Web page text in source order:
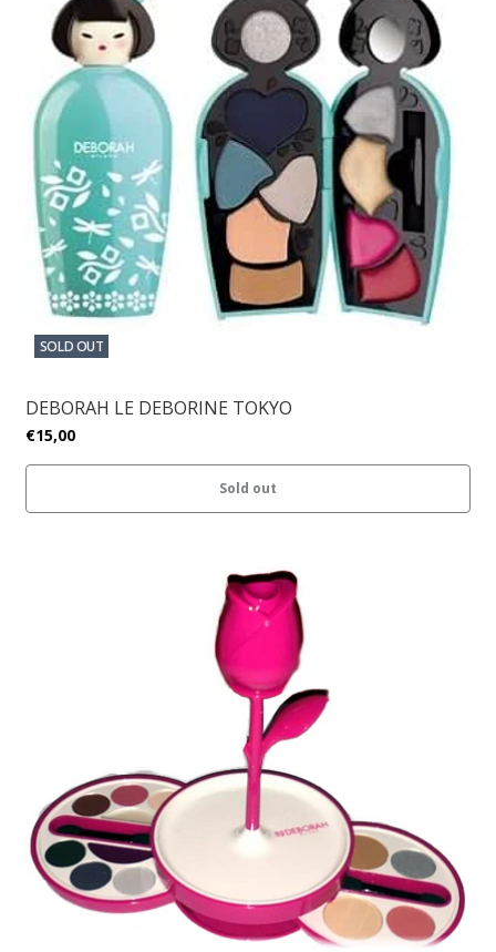
SOLD OUT
DEBORAH LE DEBORINE TOKYO
€15,00
Sold out